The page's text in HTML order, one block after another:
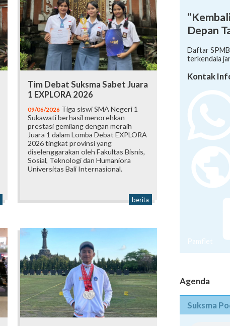
Tim Debat Suksma Sabet Juara
1 EXPLORA 2026
09/06/2026 Tiga siswi SMA Negeri 1
Sukawati berhasil menorehkan
prestasi gemilang dengan meraih
Juara 1 dalam Lomba Debat EXPLORA
2026 tingkat provinsi yang
diselenggarakan oleh Fakultas Bisnis,
Sosial, Teknologi dan Humaniora
Universitas Bali Internasional.
berita
Depan
Daftar
terkendala
Kontak
Pamflet
Agenda
Suksma